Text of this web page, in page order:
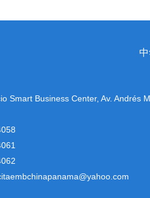
Smart Business Center, Av. Andrés